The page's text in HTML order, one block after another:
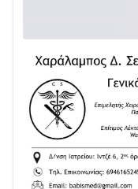
24/07 • 11:31
ΠΥΡΟΣΒΕΣΤΙΚΗ
ΓΡΑΝΙΤΣΑ
24/07 • 11:03